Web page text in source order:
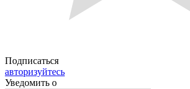
Подписаться
авторизуйтесь
Уведомить о